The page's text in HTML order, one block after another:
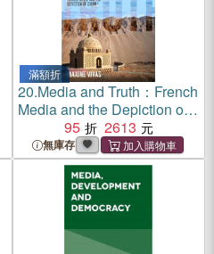
滿額折
20.Media and Truth：French
Media and the Depiction of
95 2613
無庫存